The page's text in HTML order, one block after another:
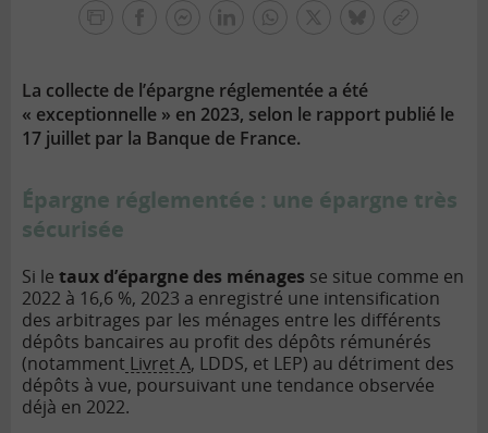
La collecte de l’épargne réglementée a été
« exceptionnelle » en 2023, selon le rapport publié le
17 juillet par la Banque de France.
Épargne réglementée : une épargne très
sécurisée
Si le taux d’épargne des ménages se situe comme en
2022 à 16,6 %, 2023 a enregistré une intensification
des arbitrages par les ménages entre les différents
dépôts bancaires au profit des dépôts rémunérés
(notamment Livret A, LDDS, et LEP) au détriment des
dépôts à vue, poursuivant une tendance observée
déjà en 2022.